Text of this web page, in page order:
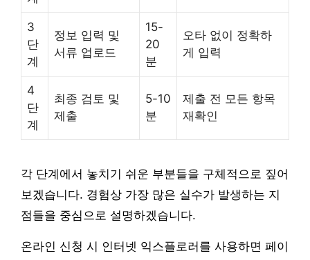
3
단
계
정보 입력 및
서류 업로드
15-
20
분
오타 없이 정확하
게 입력
4
단
계
최종 검토 및
제출
5-10
분
제출 전 모든 항목
재확인
각 단계에서 놓치기 쉬운 부분들을 구체적으로 짚어
보겠습니다. 경험상 가장 많은 실수가 발생하는 지
점들을 중심으로 설명하겠습니다.
온라인 신청 시 인터넷 익스플로러를 사용하면 페이